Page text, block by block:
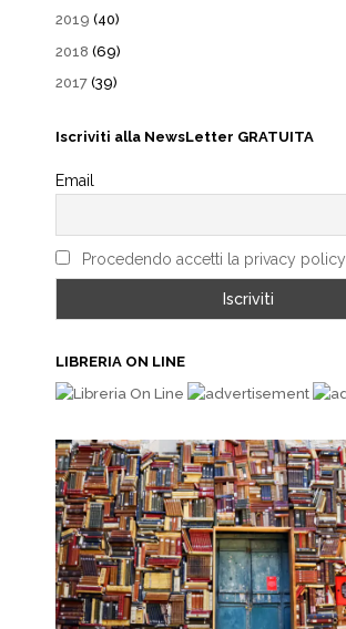
2019 (40)
2018 (69)
2017 (39)
Iscriviti alla NewsLetter GRATUITA
Email
Procedendo accetti la privacy policy
LIBRERIA ON LINE